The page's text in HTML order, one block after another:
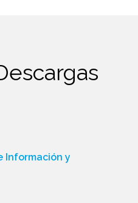
Información y